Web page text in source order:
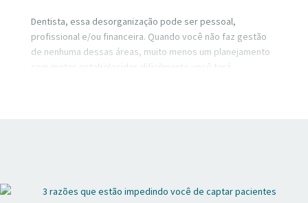
Dentista, essa desorganização pode ser pessoal,
profissional e/ou financeira. Quando você não faz gestão
de nenhuma dessas áreas, muito menos um planejamento
com metas estabelecidas dificilmente você terá